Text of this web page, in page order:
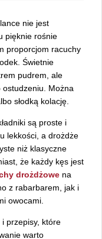
nie jest
pięknie rośnie
proporcjom racuchy
Świetnie
pudrem, ale
Można
słodką kolację.
są proste i
lekkości, a drożdże
niż klasyczne
że każdy kęs jest
drożdżowe na
z rabarbarem, jak i
owocami.
przepisy, które
warto